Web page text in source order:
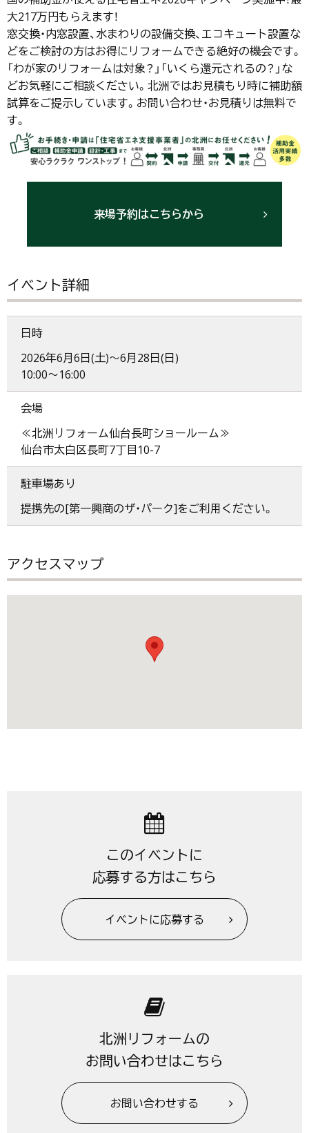
大217万円もらえます！
窓交換・内窓設置、水まわりの設備交換、エコキュート設置な
どをご検討の方はお得にリフォームできる絶好の機会です。
「わが家のリフォームは対象？」「いくら還元されるの？」な
どお気軽にご相談ください。北洲ではお見積もり時に補助額
試算をご提示しています。お問い合わせ・お見積りは無料で
す。
来場予約はこちらから
イベント詳細
日時
2026年6月6日(土)～6月28日(日)
10:00～16:00
会場
≪北洲リフォーム仙台長町ショールーム≫
仙台市太白区長町7丁目10-7
駐車場あり
提携先の[第一興商のザ・パーク]をご利用ください。
アクセスマップ
このイベントに
応募する方はこちら
イベントに応募する
北洲リフォームの
お問い合わせはこちら
お問い合わせする